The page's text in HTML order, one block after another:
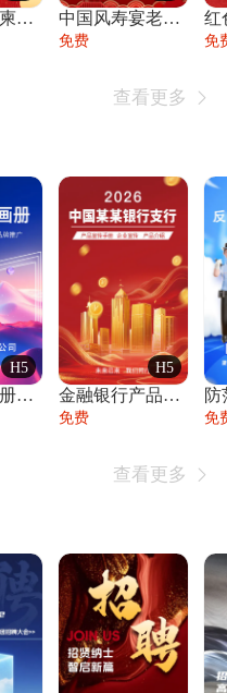
喜庆寿宴请柬老人生日宴会邀请函请柬过大寿 中国风寿宴老人生日宴会邀请函寿宴请帖请柬
免费 免
查看更多 
H5
企业宣传画册公司简介产品介绍业务宣传手册
H5
金融银行产品宣传手册企业宣传产品介绍
免费
防
免
查看更多 